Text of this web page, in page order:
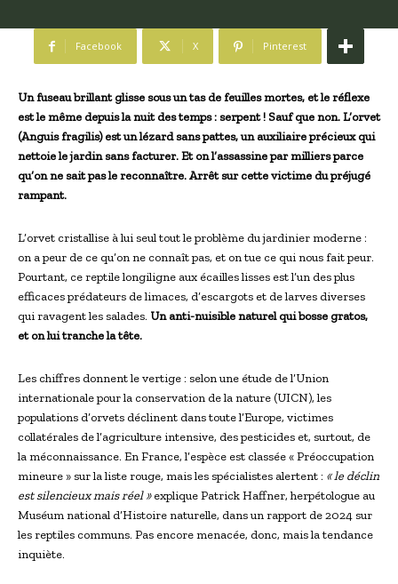
Facebook X Pinterest
Un fuseau brillant glisse sous un tas de feuilles mortes, et le réflexe
est le même depuis la nuit des temps : serpent ! Sauf que non. L’orvet
(Anguis fragilis) est un lézard sans pattes, un auxiliaire précieux qui
nettoie le jardin sans facturer. Et on l’assassine par milliers parce
qu’on ne sait pas le reconnaître. Arrêt sur cette victime du préjugé
rampant.
L’orvet cristallise à lui seul tout le problème du jardinier moderne :
on a peur de ce qu’on ne connaît pas, et on tue ce qui nous fait peur.
Pourtant, ce reptile longiligne aux écailles lisses est l’un des plus
efficaces prédateurs de limaces, d’escargots et de larves diverses
qui ravagent les salades. Un anti-nuisible naturel qui bosse gratos,
et on lui tranche la tête.
Les chiffres donnent le vertige : selon une étude de l’Union
internationale pour la conservation de la nature (UICN), les
populations d’orvets déclinent dans toute l’Europe, victimes
collatérales de l’agriculture intensive, des pesticides et, surtout, de
la méconnaissance. En France, l’espèce est classée « Préoccupation
mineure » sur la liste rouge, mais les spécialistes alertent : « le déclin
est silencieux mais réel »explique Patrick Haffner, herpétologue au
Muséum national d’Histoire naturelle, dans un rapport de 2024 sur
les reptiles communs. Pas encore menacée, donc, mais la tendance
inquiète.